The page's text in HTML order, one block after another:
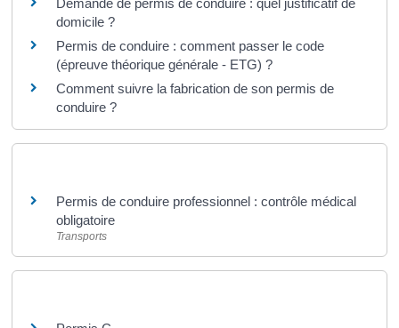
domicile ?
Permis de conduire : comment passer le code
(épreuve théorique générale - ETG) ?
Comment suivre la fabrication de son permis de
conduire ?
Permis de conduire professionnel : contrôle médical
obligatoire
Transports